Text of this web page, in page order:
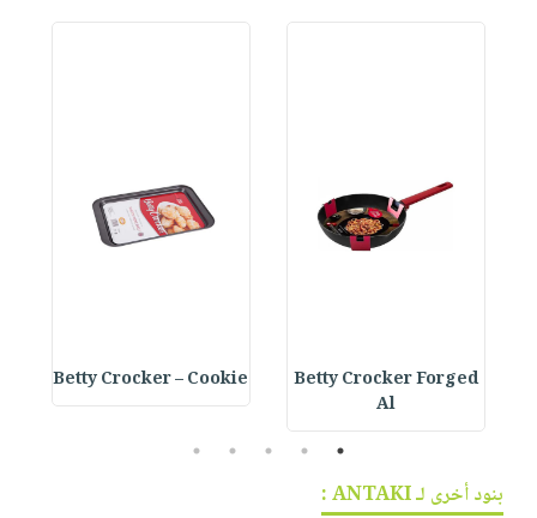
Betty Crocker Forged
Al
Betty Crocker – Cookie
1
2
3
4
5
بنود أخرى لـ ANTAKI :